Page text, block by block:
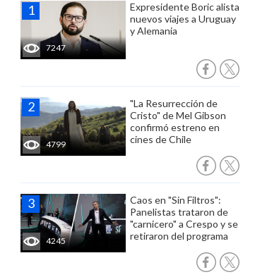
7247
Expresidente Boric alista
nuevos viajes a Uruguay
y Alemania
4799
"La Resurrección de
Cristo" de Mel Gibson
confirmó estreno en
cines de Chile
4245
Caos en "Sin Filtros":
Panelistas trataron de
"carnicero" a Crespo y se
retiraron del programa